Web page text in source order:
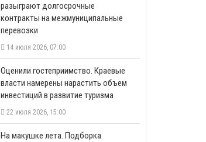
разыграют долгосрочные
контракты на межмуниципальные
перевозки
14 июля 2026, 07:00
Оценили гостеприимство. Краевые
власти намерены нарастить объем
инвестиций в развитие туризма
22 июля 2026, 15:00
На макушке лета. Подборка